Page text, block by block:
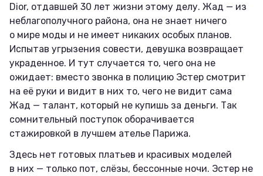
Dior, отдавшей 30 лет жизни этому делу. Жад — из
неблагополучного района, она не знает ничего
о мире моды и не имеет никаких особых планов.
Испытав угрызения совести, девушка возвращает
украденное. И тут случается то, чего она не
ожидает: вместо звонка в полицию Эстер смотрит
на её руки и видит в них то, чего не видит сама
Жад — талант, который не купишь за деньги. Так
сомнительный поступок оборачивается
стажировкой в лучшем ателье Парижа.
Здесь нет готовых платьев и красивых моделей
в них — только пот, слёзы, бессонные ночи. Эстер не